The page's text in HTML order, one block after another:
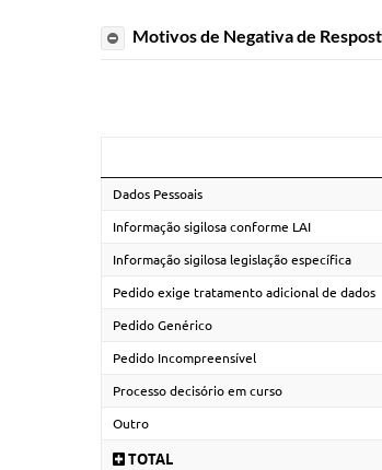
Motivos de Negativa de
Dados Pessoais
Informação sigilosa conforme LAI
Informação sigilosa legislação específica
Pedido exige tratamento adicional de dados
Pedido Genérico
Pedido Incompreensível
Processo decisório em curso
Outro
TOTAL